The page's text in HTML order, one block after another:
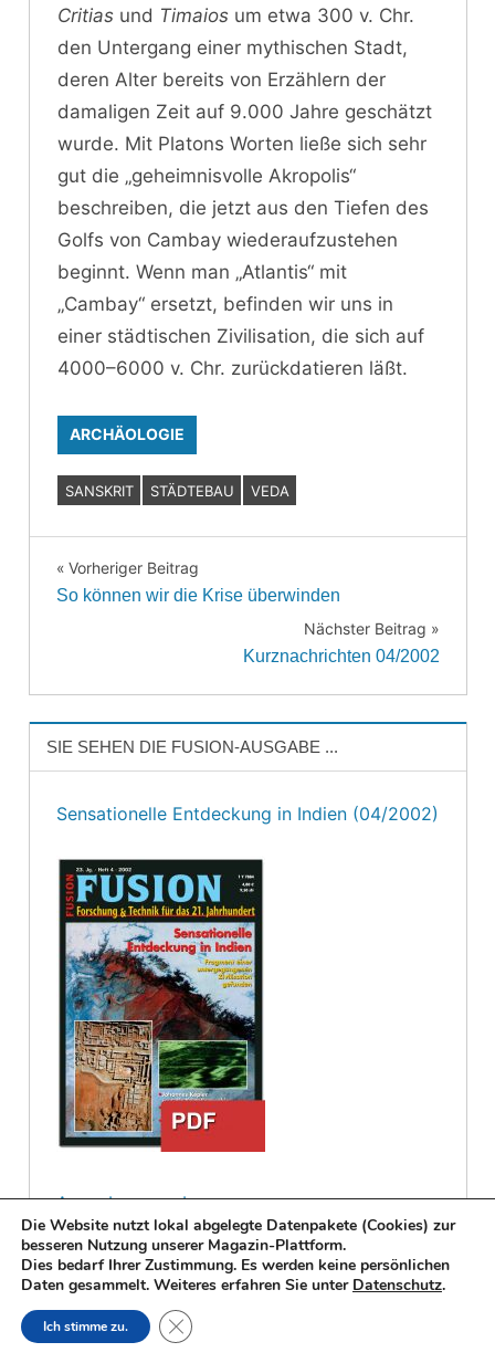
Critias und Timaios um etwa 300 v. Chr.
den Untergang einer mythischen Stadt,
deren Alter bereits von Erzählern der
damaligen Zeit auf 9.000 Jahre geschätzt
wurde. Mit Platons Worten ließe sich sehr
gut die „geheimnisvolle Akropolis“
beschreiben, die jetzt aus den Tiefen des
Golfs von Cambay wiederaufzustehen
beginnt. Wenn man „Atlantis“ mit
„Cambay“ ersetzt, befinden wir uns in
einer städtischen Zivilisation, die sich auf
4000–6000 v. Chr. zurückdatieren läßt.
ARCHÄOLOGIE
SANSKRIT STÄDTEBAU VEDA
Beitragsnavigation
Vorheriger Beitrag
So können wir die Krise überwinden
Nächster Beitrag
Kurznachrichten 04/2002
SIE SEHEN DIE FUSION-AUSGABE ...
Sensationelle Entdeckung in Indien (04/2002)
Ausgabe erwerben
ARTIKEL DER AUSGABE
Die Website nutzt lokal abgelegte Datenpakete (Cookies) zur
besseren Nutzung unserer Magazin-Plattform.
Dies bedarf Ihrer Zustimmung. Es werden keine persönlichen
Daten gesammelt. Weiteres erfahren Sie unter Datenschutz.
Ich stimme zu. Close GDPR Cookie Banner